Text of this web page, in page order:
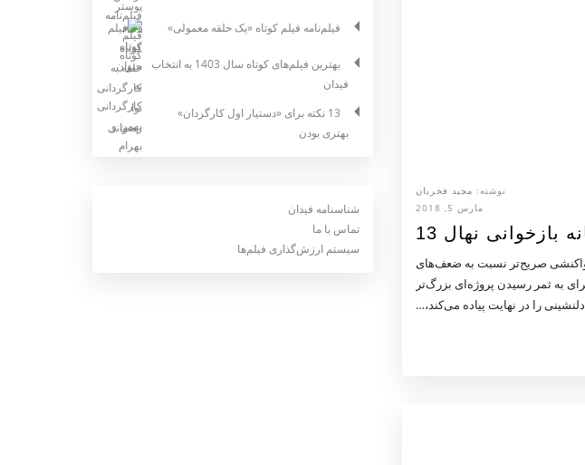
نوشته: مجید فخریان
مارس 5, 2018
بازخوانی نهال 13
واکنشی صریح‌تر نسبت به ضعف‌های
به ثمر رسیدن پروژه‌ای بزرگ‌تر
را در نهایت پیاده می‌کند،…
فیلم‌نامه فیلم کوتاه «یک حلقه معمولی»
بهترین فیلم‌های کوتاه سال 1403 به انتخاب
فیدان
13 نکته برای «دستیار اول کارگردان»
بهتری بودن
شناسنامه فیدان
تماس با ما
سیستم ارزش‌گذاری فیلم‌ها